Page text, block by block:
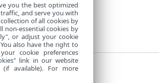
you the best optimized
and serve you with
of all cookies by
non-essential cookies by
or adjust your cookie
also have the right to
cookie preferences
link in our website
available). For more